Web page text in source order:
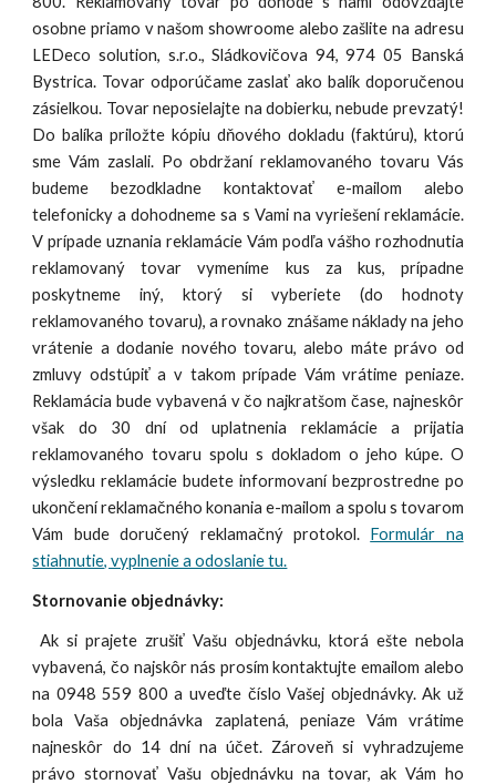
osobne priamo v našom showroome alebo zašlite na adresu
LEDeco solution, s.r.o., Sládkovičova 94, 974 05 Banská
Bystrica. Tovar odporúčame zaslať ako balík doporučenou
zásielkou. Tovar neposielajte na dobierku, nebude prevzatý!
Do balíka priložte kópiu dňového dokladu (faktúru), ktorú
sme Vám zaslali. Po obdržaní reklamovaného tovaru Vás
budeme bezodkladne kontaktovať e-mailom alebo
telefonicky a dohodneme sa s Vami na vyriešení reklamácie.
V prípade uznania reklamácie Vám podľa vášho rozhodnutia
reklamovaný tovar vymeníme kus za kus, prípadne
poskytneme iný, ktorý si vyberiete (do hodnoty
reklamovaného tovaru), a rovnako znášame náklady na jeho
vrátenie a dodanie nového tovaru, alebo máte právo od
zmluvy odstúpiť a v takom prípade Vám vrátime peniaze.
Reklamácia bude vybavená v čo najkratšom čase, najneskôr
však do 30 dní od uplatnenia reklamácie a prijatia
reklamovaného tovaru spolu s dokladom o jeho kúpe. O
výsledku reklamácie budete informovaní bezprostredne po
ukončení reklamačného konania e-mailom a spolu s tovarom
Vám bude doručený reklamačný protokol. Formulár na
stiahnutie, vyplnenie a odoslanie tu.
Stornovanie objednávky:
Ak si prajete zrušiť Vašu objednávku, ktorá ešte nebola
vybavená, čo najskôr nás prosím kontaktujte emailom alebo
na 0948 559 800 a uveďte číslo Vašej objednávky. Ak už
bola Vaša objednávka zaplatená, peniaze Vám vrátime
najneskôr do 14 dní na účet. Zároveň si vyhradzujeme
právo stornovať Vašu objednávku na tovar, ak Vám ho